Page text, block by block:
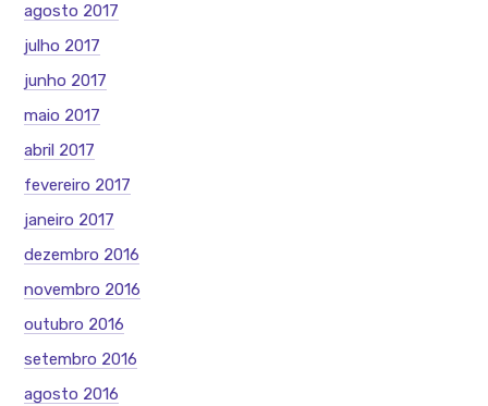
agosto 2017
julho 2017
junho 2017
maio 2017
abril 2017
fevereiro 2017
janeiro 2017
dezembro 2016
novembro 2016
outubro 2016
setembro 2016
agosto 2016